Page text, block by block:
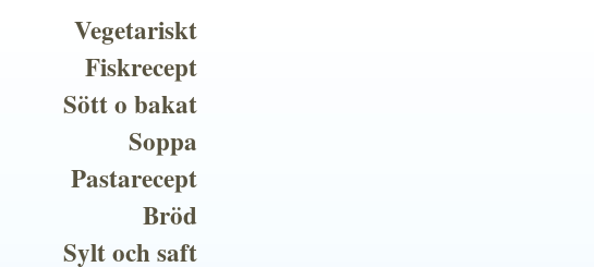
Vegetariskt
Fiskrecept
Sött o bakat
Soppa
Pastarecept
Bröd
Sylt och saft